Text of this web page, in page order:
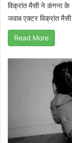
विक्रांत मैसी ने कंगना के
जवाब एक्टर विक्रांत
Read More